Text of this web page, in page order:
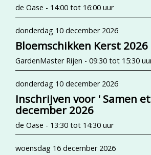
de Oase - 14:00 tot 16:00 uur
donderdag 10 december 2026
Bloemschikken Kerst 2026
GardenMaster Rijen - 09:30 tot 15:30
donderdag 10 december 2026
Inschrijven voor ' Samen
december 2026
de Oase - 13:30 tot 14:30 uur
woensdag 16 december 2026